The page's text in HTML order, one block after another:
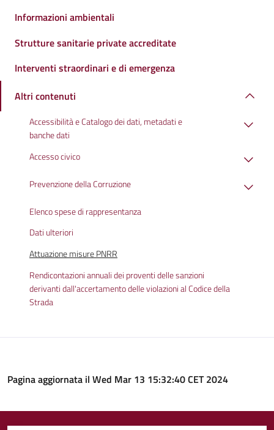
Informazioni ambientali
Strutture sanitarie private accreditate
Interventi straordinari e di emergenza
Altri contenuti
Accessibilità e Catalogo dei dati, metadati e
banche dati
Accesso civico
Prevenzione della Corruzione
Elenco spese di rappresentanza
Dati ulteriori
Attuazione misure PNRR
Rendicontazioni annuali dei proventi delle sanzioni
derivanti dall'accertamento delle violazioni al Codice della
Strada
Pagina aggiornata il Wed Mar 13 15:32:40 CET 2024